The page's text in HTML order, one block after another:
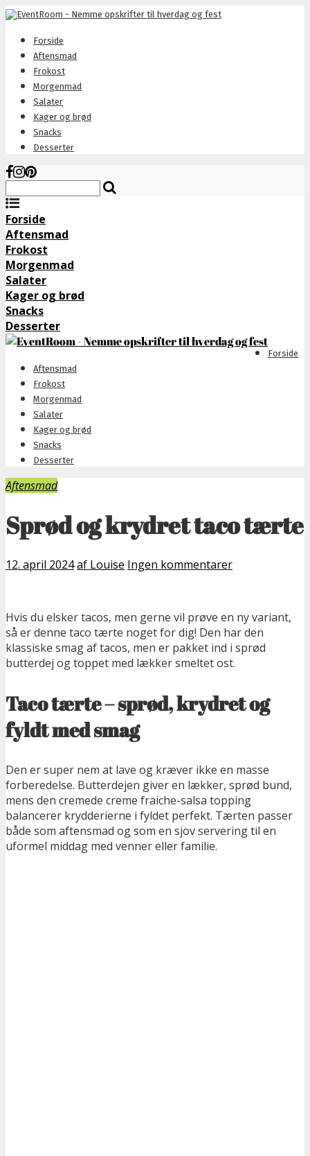
Forside
Aftensmad
Frokost
Morgenmad
Salater
Kager og brød
Snacks
Desserter
Forside
Aftensmad
Frokost
Morgenmad
Salater
Kager og brød
Snacks
Desserter
Forside
Aftensmad
Frokost
Morgenmad
Salater
Kager og brød
Snacks
Desserter
Aftensmad
Sprød og krydret taco tærte
12. april 2024af Louise Ingen kommentarer
Hvis du elsker tacos, men gerne vil prøve en ny variant,
så er denne taco tærte noget for dig! Den har den
klassiske smag af tacos, men er pakket ind i sprød
butterdej og toppet med lækker smeltet ost.
Taco tærte – sprød, krydret og
fyldt med smag
Den er super nem at lave og kræver ikke en masse
forberedelse. Butterdejen giver en lækker, sprød bund,
mens den cremede creme fraiche-salsa topping
balancerer krydderierne i fyldet perfekt. Tærten passer
både som aftensmad og som en sjov servering til en
uformel middag med venner eller familie.